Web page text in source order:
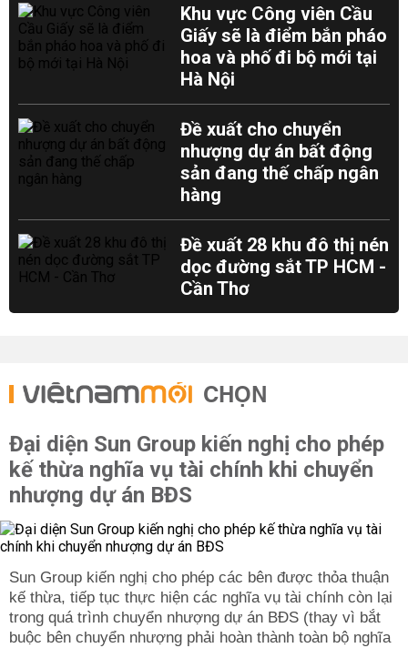
Khu vực Công viên Cầu
Giấy sẽ là điểm bắn pháo
hoa và phố đi bộ mới tại
Hà Nội
Đề xuất cho chuyển
nhượng dự án bất động
sản đang thế chấp ngân
hàng
Đề xuất 28 khu đô thị nén
dọc đường sắt TP HCM -
Cần Thơ
CHỌN
Đại diện Sun Group kiến nghị cho phép
kế thừa nghĩa vụ tài chính khi chuyển
nhượng dự án BĐS
Sun Group kiến nghị cho phép các bên được thỏa thuận
kế thừa, tiếp tục thực hiện các nghĩa vụ tài chính còn lại
trong quá trình chuyển nhượng dự án BĐS (thay vì bắt
buộc bên chuyển nhượng phải hoàn thành toàn bộ nghĩa